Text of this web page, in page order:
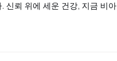
신뢰 위에 세운 건강, 지금 비아